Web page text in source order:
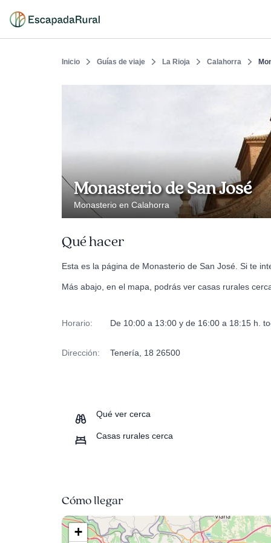
Inicio Guías de viaje La Rioja Calahorra
Monasterio de San José
Monasterio en Calahorra
Qué hacer
Esta es la página de Monasterio de San José. Si te
Más abajo, en el mapa, podrás ver casas rurales
Horario: De 10:00 a 13:00 y de 16:00 a 18:15 h.
Dirección: Tenería, 18 26500
Qué ver cerca
Casas rurales cerca
Cómo llegar
+